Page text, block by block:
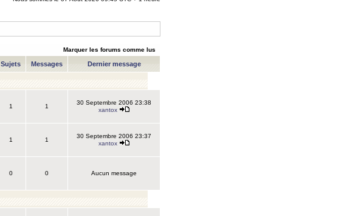
Marquer les forums comme lus
Sujets Messages Dernier message
1 1
30 Septembre 2006 23:38
xantox
1 1
30 Septembre 2006 23:37
xantox
0 0 Aucun message